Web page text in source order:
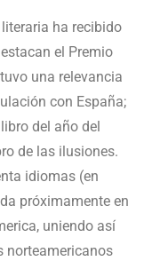
ha recibido
el Premio
una relevancia
con España;
del año del
de las ilusiones.
idiomas (en
próximamente en
uniendo así
norteamericanos